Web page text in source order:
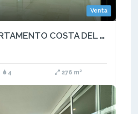
Venta
VENTA APARTAMENTO COSTA DEL ESTE PH PARKLANE LINEA BLANCA 276M2 JP
4 276 m²